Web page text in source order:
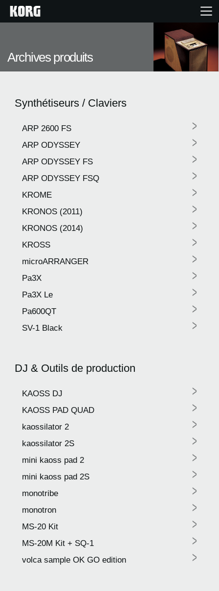
Produits
Extras
Evénements
Support
News
Lieu
Réseaux sociaux
A propos de Korg
Archives produits
Synthétiseurs / Claviers
ARP 2600 FS >
ARP ODYSSEY >
ARP ODYSSEY FS >
ARP ODYSSEY FSQ >
KROME >
KRONOS (2011) >
KRONOS (2014) >
KROSS >
microARRANGER >
Pa3X >
Pa3X Le >
Pa600QT >
SV-1 Black >
DJ & Outils de production
KAOSS DJ >
KAOSS PAD QUAD >
kaossilator 2 >
kaossilator 2S >
mini kaoss pad 2 >
mini kaoss pad 2S >
monotribe >
monotron >
MS-20 Kit >
MS-20M Kit + SQ-1 >
volca sample OK GO edition >